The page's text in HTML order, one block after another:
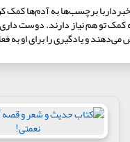
برچسب‌ها به آدم‌ها
به کمک تو هم نیاز دارند.
و یادگیری را برای او به